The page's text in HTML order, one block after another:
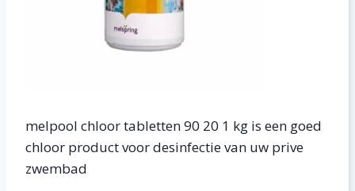
melpool chloor tabletten 90 20 1 kg is een goed
chloor product voor desinfectie van uw prive
zwembad